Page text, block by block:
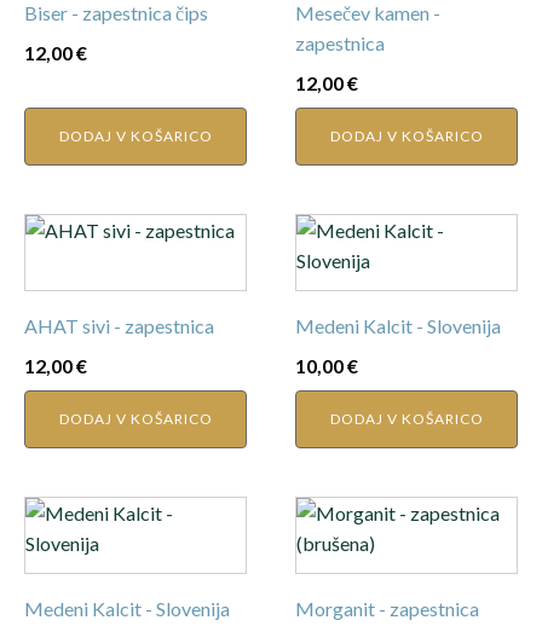
Biser - zapestnica čips
12,00€
DODAJ V KOŠARICO
Mesečev kamen -
zapestnica
12,00€
DODAJ V KOŠARICO
AHAT sivi - zapestnica
12,00€
DODAJ V KOŠARICO
Medeni Kalcit - Slovenija
10,00€
DODAJ V KOŠARICO
Medeni Kalcit - Slovenija
Morganit - zapestnica